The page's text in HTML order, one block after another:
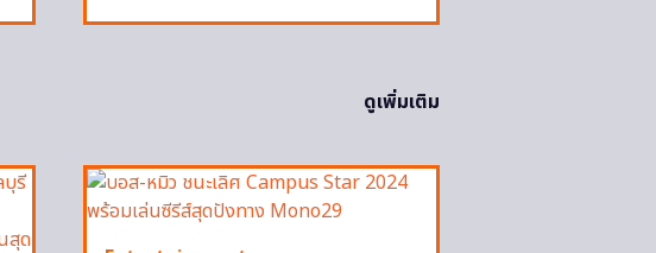
ดูเพิ่มเติม